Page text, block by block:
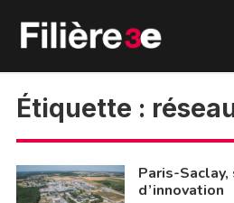
Étiquette :
Paris-
d’innovation